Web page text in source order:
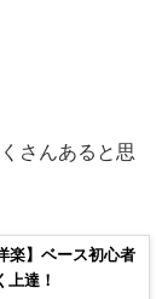
さんあると思
楽】ベース初心者
上達！